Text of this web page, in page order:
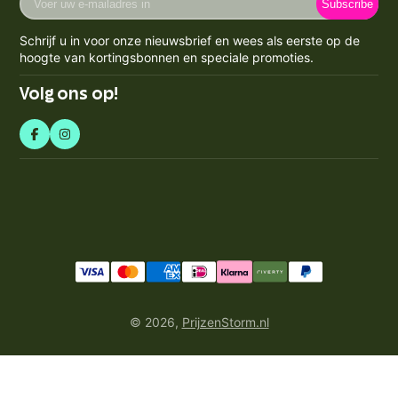
Klachten
Spaarpunten Programma
Retourneren & Annuleren
Contact
Blogs
KVK-nummer: 71550224
BTW-nummer: NL858759123b01
uw
mailadres
in
Subscribe
Schrijf u in voor onze nieuwsbrief en wees als eerste op de
hoogte van kortingsbonnen en speciale promoties.
Volg ons op!
© 2026, PrijzenStorm.nl